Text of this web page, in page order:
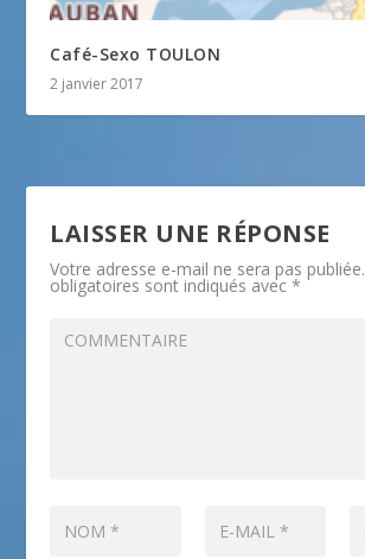
Café-Sexo TOULON
2 janvier 2017
LAISSER UNE RÉPONSE
Votre adresse e-mail ne sera pas publiée.
obligatoires sont indiqués avec*